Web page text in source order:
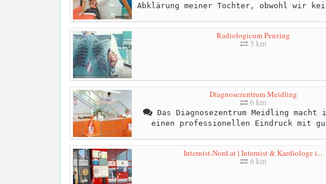
Abklärung meiner Tochter, obwohl wir
Radiologicum Penzing
5 km
Diagnosezentrum Meidling
6 km
Das Diagnosezentrum Meidling macht
einen professionellen Eindruck mit
Internist-Nord.at | Internist & Kardiologe i...
6 km